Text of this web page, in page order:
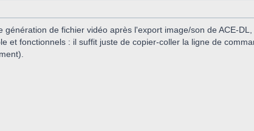
de fichier vidéo après l'export image/son de ACE-DL,
et fonctionnels : il suffit juste de copier-coller la ligne de